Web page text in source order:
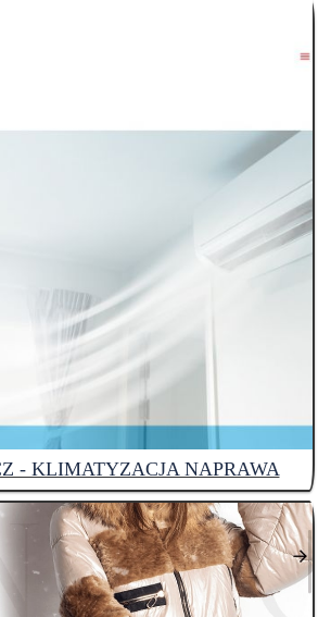
- KLIMATYZACJA NAPRAWA